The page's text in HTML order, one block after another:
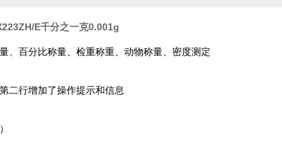
E千分之一克0.001g
、百分比称量、检重称重、动物称量、密度测定
二行增加了操作提示和信息